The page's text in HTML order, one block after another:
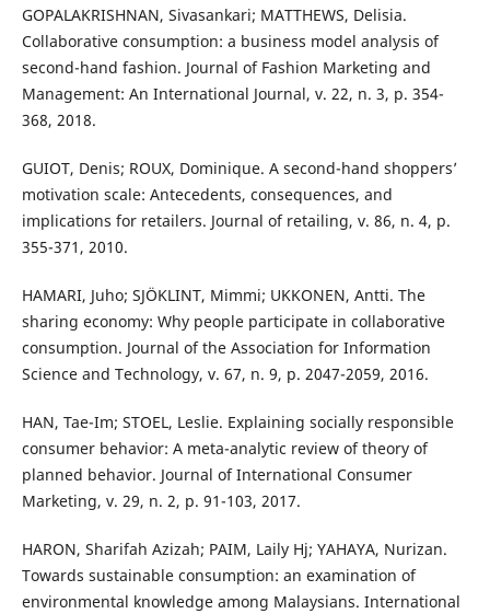
GOPALAKRISHNAN, Sivasankari; MATTHEWS, Delisia.
Collaborative consumption: a business model analysis of
second-hand fashion. Journal of Fashion Marketing and
Management: An International Journal, v. 22, n. 3, p. 354-
368, 2018.
GUIOT, Denis; ROUX, Dominique. A second-hand shoppers’
motivation scale: Antecedents, consequences, and
implications for retailers. Journal of retailing, v. 86, n. 4, p.
355-371, 2010.
HAMARI, Juho; SJÖKLINT, Mimmi; UKKONEN, Antti. The
sharing economy: Why people participate in collaborative
consumption. Journal of the Association for Information
Science and Technology, v. 67, n. 9, p. 2047-2059, 2016.
HAN, Tae-Im; STOEL, Leslie. Explaining socially responsible
consumer behavior: A meta-analytic review of theory of
planned behavior. Journal of International Consumer
Marketing, v. 29, n. 2, p. 91-103, 2017.
HARON, Sharifah Azizah; PAIM, Laily Hj; YAHAYA, Nurizan.
Towards sustainable consumption: an examination of
environmental knowledge among Malaysians. International